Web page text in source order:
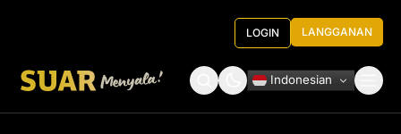
LOGIN LANGGANAN
Indonesian